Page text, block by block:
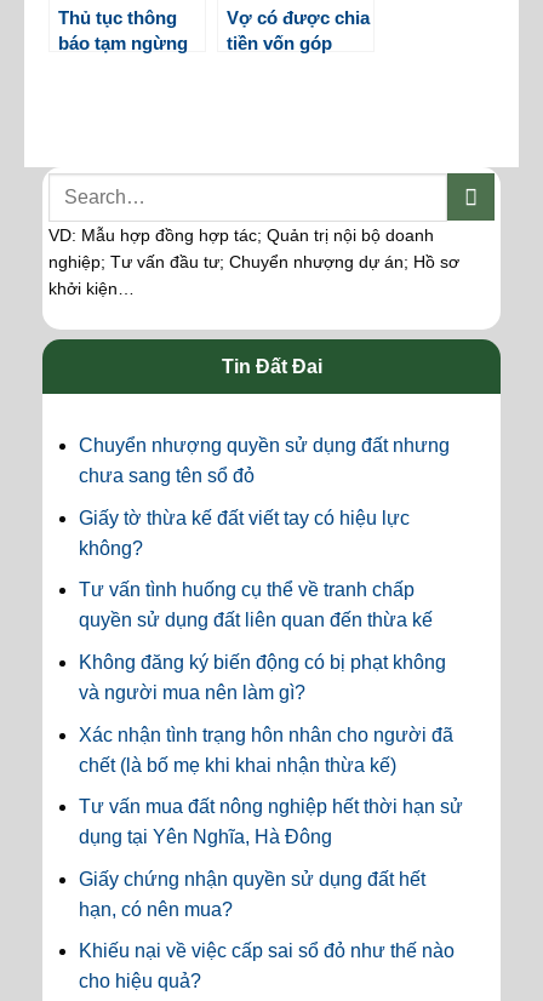
Thủ tục thông
báo tạm ngừng
Vợ có được chia
tiền vốn góp
VD: Mẫu hợp đồng hợp tác; Quản trị nội bộ doanh
nghiệp; Tư vấn đầu tư; Chuyển nhượng dự án; Hồ sơ
khởi kiện…
Tin Đất Đai
Chuyển nhượng quyền sử dụng đất nhưng
chưa sang tên sổ đỏ
Giấy tờ thừa kế đất viết tay có hiệu lực
không?
Tư vấn tình huống cụ thể về tranh chấp
quyền sử dụng đất liên quan đến thừa kế
Không đăng ký biến động có bị phạt không
và người mua nên làm gì?
Xác nhận tình trạng hôn nhân cho người đã
chết (là bố mẹ khi khai nhận thừa kế)
Tư vấn mua đất nông nghiệp hết thời hạn sử
dụng tại Yên Nghĩa, Hà Đông
Giấy chứng nhận quyền sử dụng đất hết
hạn, có nên mua?
Khiếu nại về việc cấp sai sổ đỏ như thế nào
cho hiệu quả?